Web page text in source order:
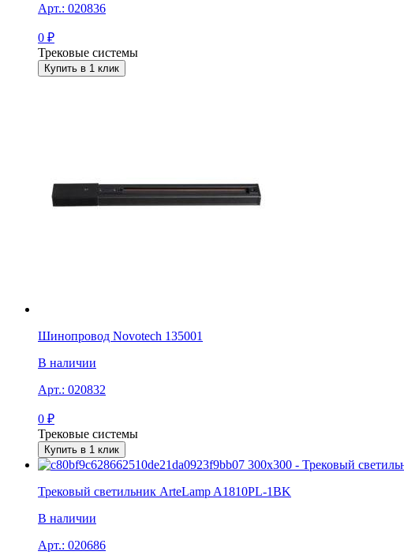
Арт.: 020836
0 ₽
Трековые системы
Купить в 1 клик
Шинопровод Novotech 135001
В наличии
Арт.: 020832
0 ₽
Трековые системы
Купить в 1 клик
Трековый светильник ArteLamp A1810PL-1BK
В наличии
Арт.: 020686